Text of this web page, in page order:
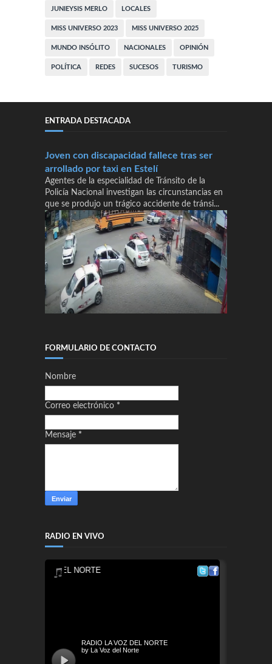
JUNIEYSIS MERLO LOCALES
MISS UNIVERSO 2023 MISS UNIVERSO 2025
MUNDO INSÓLITO NACIONALES OPINIÓN
POLÍTICA REDES SUCESOS TURISMO
ENTRADA DESTACADA
Joven con discapacidad fallece tras ser
arrollado por taxi en Estelí
Agentes de la especialidad de Tránsito de la
Policía Nacional investigan las circunstancias en
que se produjo un trágico accidente de tránsi...
FORMULARIO DE CONTACTO
Nombre
Correo electrónico *
Mensaje *
RADIO EN VIVO